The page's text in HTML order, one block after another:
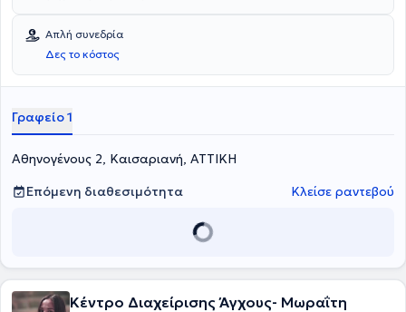
Απλή συνεδρία
Δες το κόστος
Γραφείο 1
Αθηνογένους 2, Καισαριανή, ΑΤΤΙΚΗ
Επόμενη διαθεσιμότητα
Κλείσε ραντεβού
Κέντρο Διαχείρισης Άγχους- Μωραΐτη